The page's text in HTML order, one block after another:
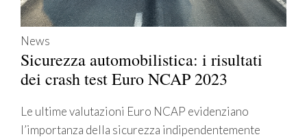
News
Sicurezza automobilistica: i risultati
dei crash test Euro NCAP 2023
Le ultime valutazioni Euro NCAP evidenziano
l’importanza della sicurezza indipendentemente